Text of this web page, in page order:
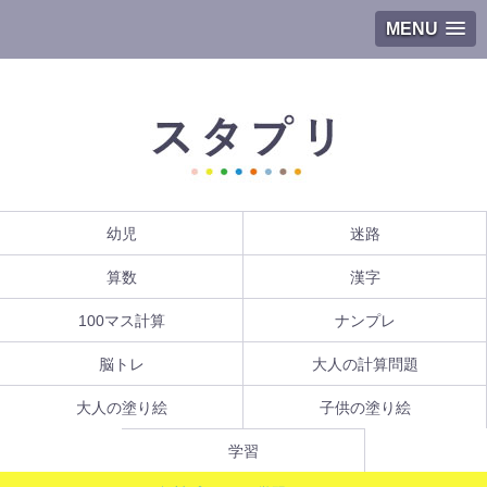
MENU
幼児 迷路
算数 漢字
100マス計算 ナンプレ
脳トレ 大人の計算問題
大人の塗り絵 子供の塗り絵
学習